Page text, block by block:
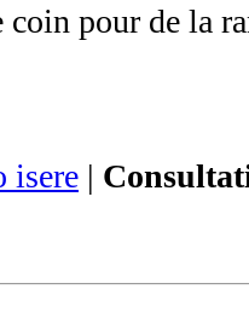
coin pour de la
isere |